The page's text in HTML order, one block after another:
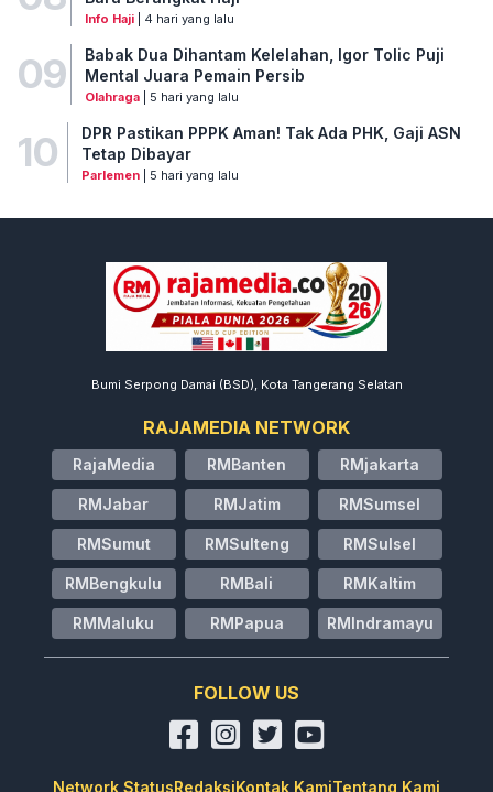
Info Haji| 4 hari yang lalu
09
Babak Dua Dihantam Kelelahan, Igor Tolic Puji
Mental Juara Pemain Persib
Olahraga| 5 hari yang lalu
10
DPR Pastikan PPPK Aman! Tak Ada PHK, Gaji ASN
Tetap Dibayar
Parlemen| 5 hari yang lalu
Bumi Serpong Damai (BSD), Kota Tangerang Selatan
RAJAMEDIA NETWORK
RajaMedia RMBanten RMjakarta
RMJabar RMJatim RMSumsel
RMSumut RMSulteng RMSulsel
RMBengkulu RMBali RMKaltim
RMMaluku RMPapua RMIndramayu
FOLLOW US
Network StatusRedaksiKontak KamiTentang Kami